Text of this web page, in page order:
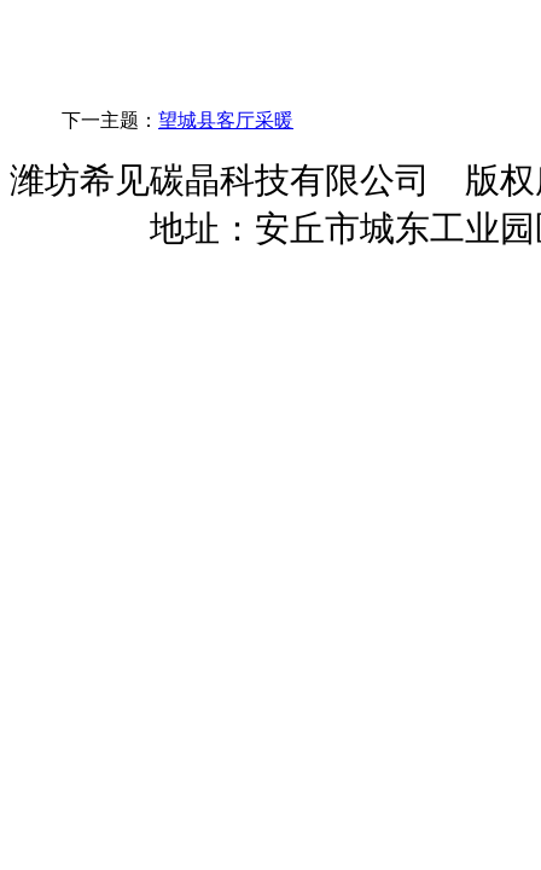
下一主题： 望城县客厅采暖
潍坊希见碳晶科技有限公司
地址：安丘市城东工业